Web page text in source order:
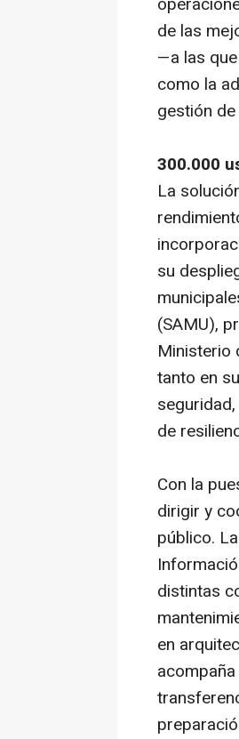
de las
—a las
como la
gestión
300.000
La
su
(SAMU),
Ministerio
tanto en
de
Con la
dirigir y
público.
distintas
en